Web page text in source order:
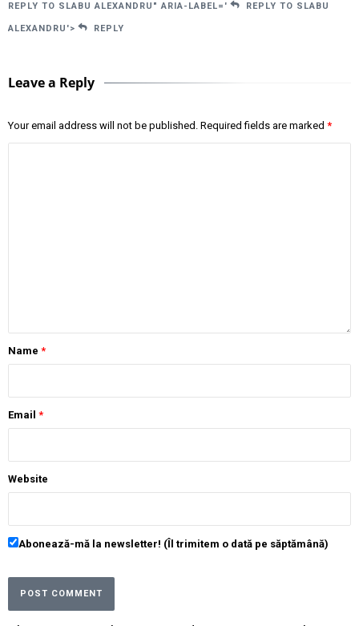
REPLY TO SLABU ALEXANDRU" ARIA-LABEL=' REPLY TO SLABU
ALEXANDRU'> REPLY
Leave a Reply
Your email address will not be published. Required fields are marked *
Name *
Email *
Website
Abonează-mă la newsletter! (Îl trimitem o dată pe săptămână)